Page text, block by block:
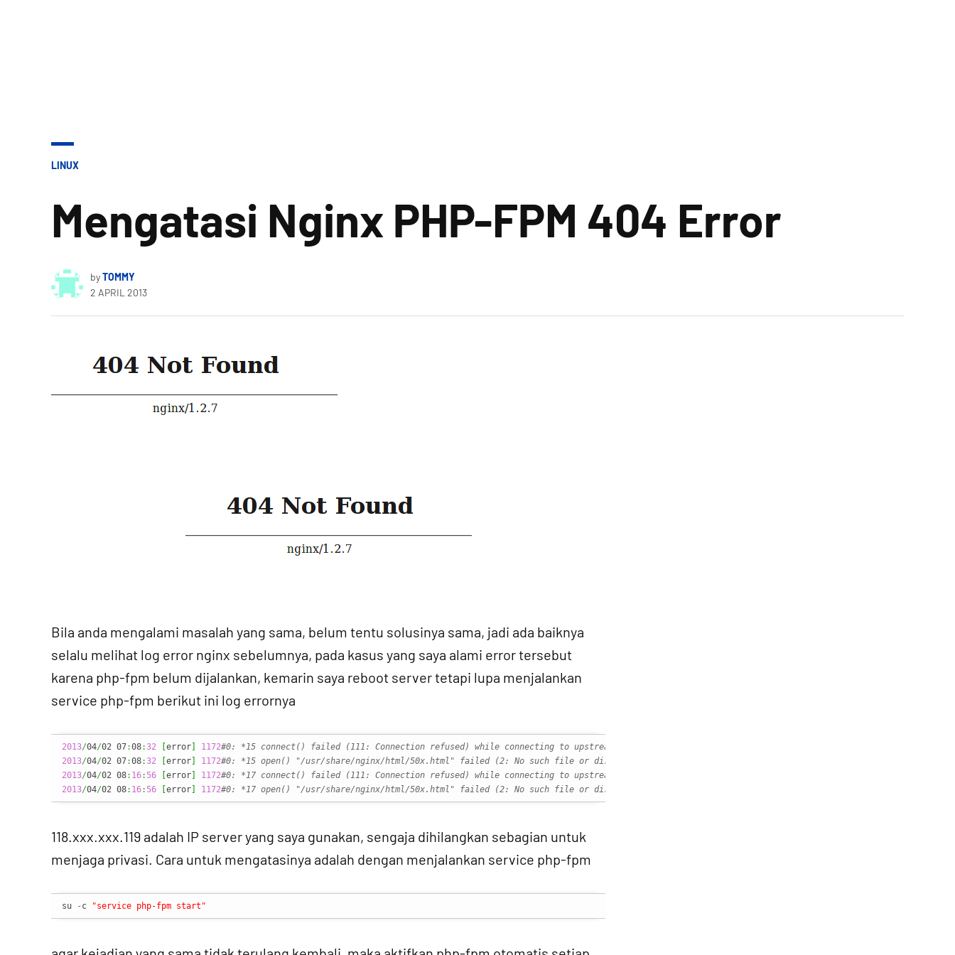
POSTED
LINUX
Mengatasi Nginx PHP-FPM 404 Error
byTOMMY
2 APRIL 2013
Bila anda mengalami masalah yang sama, belum tentu solusinya sama, jadi ada baiknya
selalu melihat log error nginx sebelumnya, pada kasus yang saya alami error tersebut
karena php-fpm belum dijalankan, kemarin saya reboot server tetapi lupa menjalankan
service php-fpm berikut ini log errornya
2013/04/02 07:08:32 error 1172#0: *15 connect() failed (111: Connection refused) while connecting to upstream, client: 74.196.26.53, server: lirikkaro.com, request: "GET /
2013/04/02 07:08:32 error 1172#0: *15 open() "/usr/share/nginx/html/50x.html" failed (2: No such file or directory), client: 74.196.26.53, server: lirikkaro.com, request: "GET /
2013/04/02 08: 16: 56 error 1172#0: *17 connect() failed (111: Connection refused) while connecting to upstream, client: 36.70.24.179, server: lirikkaro.com, request: "GET /
2013/04/02 08: 16: 56 error 1172#0: *17 open() "/usr/share/nginx/html/50x.html" failed (2: No such file or directory), client: 36.70.24.179, server: lirikkaro.com, request: "GET /
118.xxx.xxx.119 adalah IP server yang saya gunakan, sengaja dihilangkan sebagian untuk
menjaga privasi. Cara untuk mengatasinya adalah dengan menjalankan service php-fpm
su -c "service php-fpm start"